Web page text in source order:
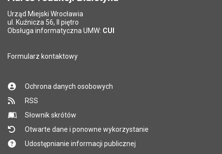
*
Pole wymagane
Urząd Miejski Wrocławia
ul. Kuźnicza 56, II piętro
Obsługa informatyczna UMW: CUI
Formularz kontaktowy
Ochrona danych osobowych
RSS
Słownik skrótów
Otwarte dane i ponowne wykorzystanie
Udostępnianie informacji publicznej